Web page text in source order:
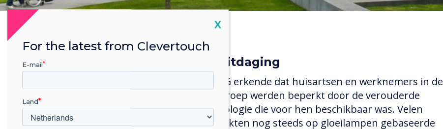
De uitdaging
De CCG erkende dat huisartsen en werknemers in de
hele groep werden beperkt door de verouderde
technologie die voor hen beschikbaar was. Velen
gebruikten nog steeds op gloeilampen gebaseerde
Close
X
For the latest from Clevertouch
E-mail
Land